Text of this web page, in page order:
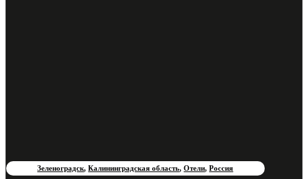
Зеленоградск,Калининградская область,Отели,Россия